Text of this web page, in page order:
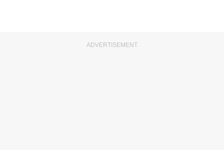
ADVERTISEMENT